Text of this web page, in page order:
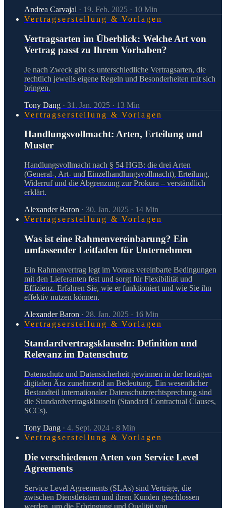
Andrea Carvajal · 19. Feb. 2025 · 10 Min
Vertragserstellung & Vorlagen
Vertragsarten im Überblick: Welche Art von
Vertrag passt zu Ihrem Vorhaben?
Je nach Zweck gibt es unterschiedliche Vertragsarten, die
rechtlich jeweils eigene Regeln und Besonderheiten mit sich
bringen.
Tony Dang · 31. Jan. 2025 · 13 Min
Vertragserstellung & Vorlagen
Handlungsvollmacht: Arten, Erteilung und
Muster
Handlungsvollmacht nach § 54 HGB: die drei Arten
(General-, Art- und Einzelhandlungsvollmacht), Erteilung,
Widerruf und die Abgrenzung zur Prokura – verständlich
erklärt.
Alexander Baron · 30. Jan. 2025 · 14 Min
Vertragserstellung & Vorlagen
Was ist eine Rahmenvereinbarung? Ein
umfassender Leitfaden für Unternehmen
Ein Rahmenvertrag legt im Voraus vereinbarte Bedingungen
mit den Lieferanten fest und sorgt für Flexibilität und
Effizienz. Erfahren Sie, wie er funktioniert und wie Sie ihn
effektiv nutzen können.
Alexander Baron · 28. Jan. 2025 · 16 Min
Vertragserstellung & Vorlagen
Standardvertragsklauseln: Definition und
Relevanz im Datenschutz
Datenschutz und Datensicherheit gewinnen in der heutigen
digitalen Ära zunehmend an Bedeutung. Ein wesentlicher
Bestandteil internationaler Datenschutzrechtsprechung sind
die Standardvertragsklauseln (Standard Contractual Clauses,
SCCs).
Tony Dang · 4. Sept. 2024 · 8 Min
Vertragserstellung & Vorlagen
Die verschiedenen Arten von Service Level
Agreements
Service Level Agreements (SLAs) sind Verträge, die
zwischen Dienstleistern und ihren Kunden geschlossen
werden, um die Erbringung und Qualität von